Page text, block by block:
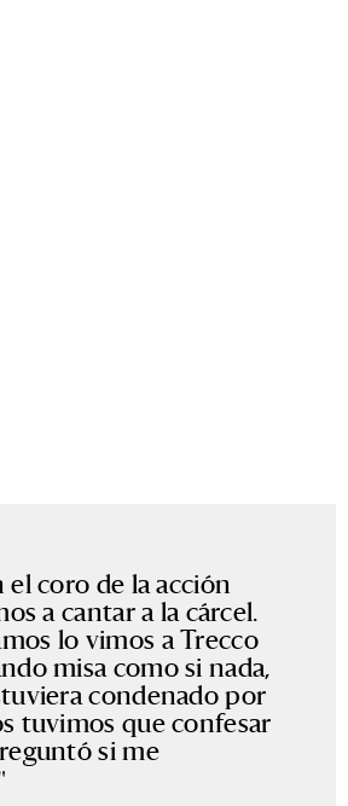
el coro de la acción
a cantar a la cárcel.
lo vimos a Trecco
misa como si nada,
condenado por
tuvimos que confesar
si me